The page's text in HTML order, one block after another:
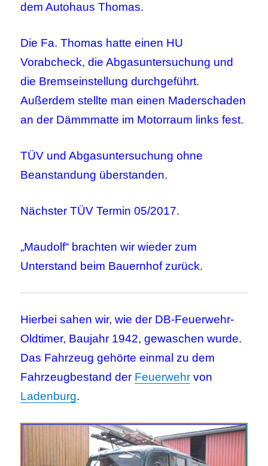
dem Autohaus Thomas.
Die Fa. Thomas hatte einen HU
Vorabcheck, die Abgasuntersuchung und
die Bremseinstellung durchgeführt.
Außerdem stellte man einen Maderschaden
an der Dämmmatte im Motorraum links fest.
TÜV und Abgasuntersuchung ohne
Beanstandung überstanden.
Nächster TÜV Termin 05/2017.
„Maudolf“ brachten wir wieder zum
Unterstand beim Bauernhof zurück.
Hierbei sahen wir, wie der DB-Feuerwehr-
Oldtimer, Baujahr 1942, gewaschen wurde.
Das Fahrzeug gehörte einmal zu dem
Fahrzeugbestand der Feuerwehr von
Ladenburg.